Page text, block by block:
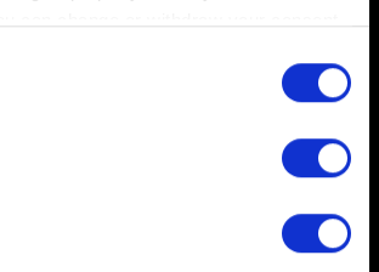
icon.
about your geographical
device by actively scanning it for